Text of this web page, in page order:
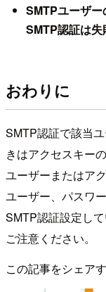
SMTPユーザー
SMTP認証は
おわりに
SMTP認証で該当
きはアクセスキー
ユーザーまたはア
ユーザー、パスワ
SMTP認証設定し
ご注意ください。
この記事をシェア